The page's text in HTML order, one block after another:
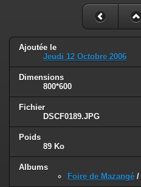
Ajoutée le
Jeudi 12 Octobre 2006
Dimensions
800*600
Fichier
DSCF0189.JPG
Poids
89 Ko
Albums
Foire de Mazangé /